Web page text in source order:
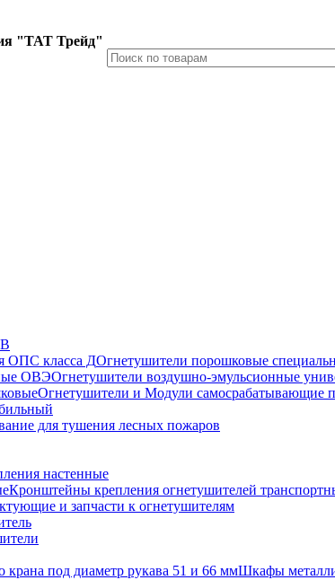
"ТАТ Трейд"
Огнетушители порошковые
Огнетушители воздушно-эмульсионные
Огнетушители и Модули самосрабатывающие
для тушения лесных пожаров
настенные
Кронштейны крепления огнетушителей
и запчасти к огнетушителям
Шкафы